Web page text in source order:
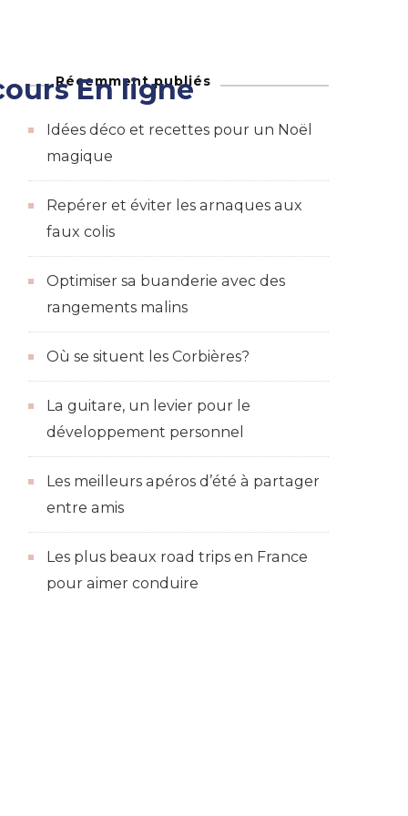
En ligne
Récemment publiés
Idées déco et recettes pour un Noël
magique
Repérer et éviter les arnaques aux
faux colis
Optimiser sa buanderie avec des
rangements malins
Où se situent les Corbières?
La guitare, un levier pour le
développement personnel
Les meilleurs apéros d’été à partager
entre amis
Les plus beaux road trips en France
pour aimer conduire